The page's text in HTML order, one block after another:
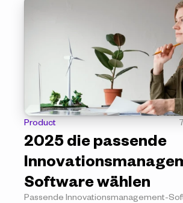
Product
2025 die passende
Software wählen
Passende Innovationsmanagement-